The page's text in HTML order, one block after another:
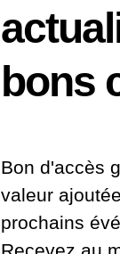
bons
Bon d'accès
valeur
prochains